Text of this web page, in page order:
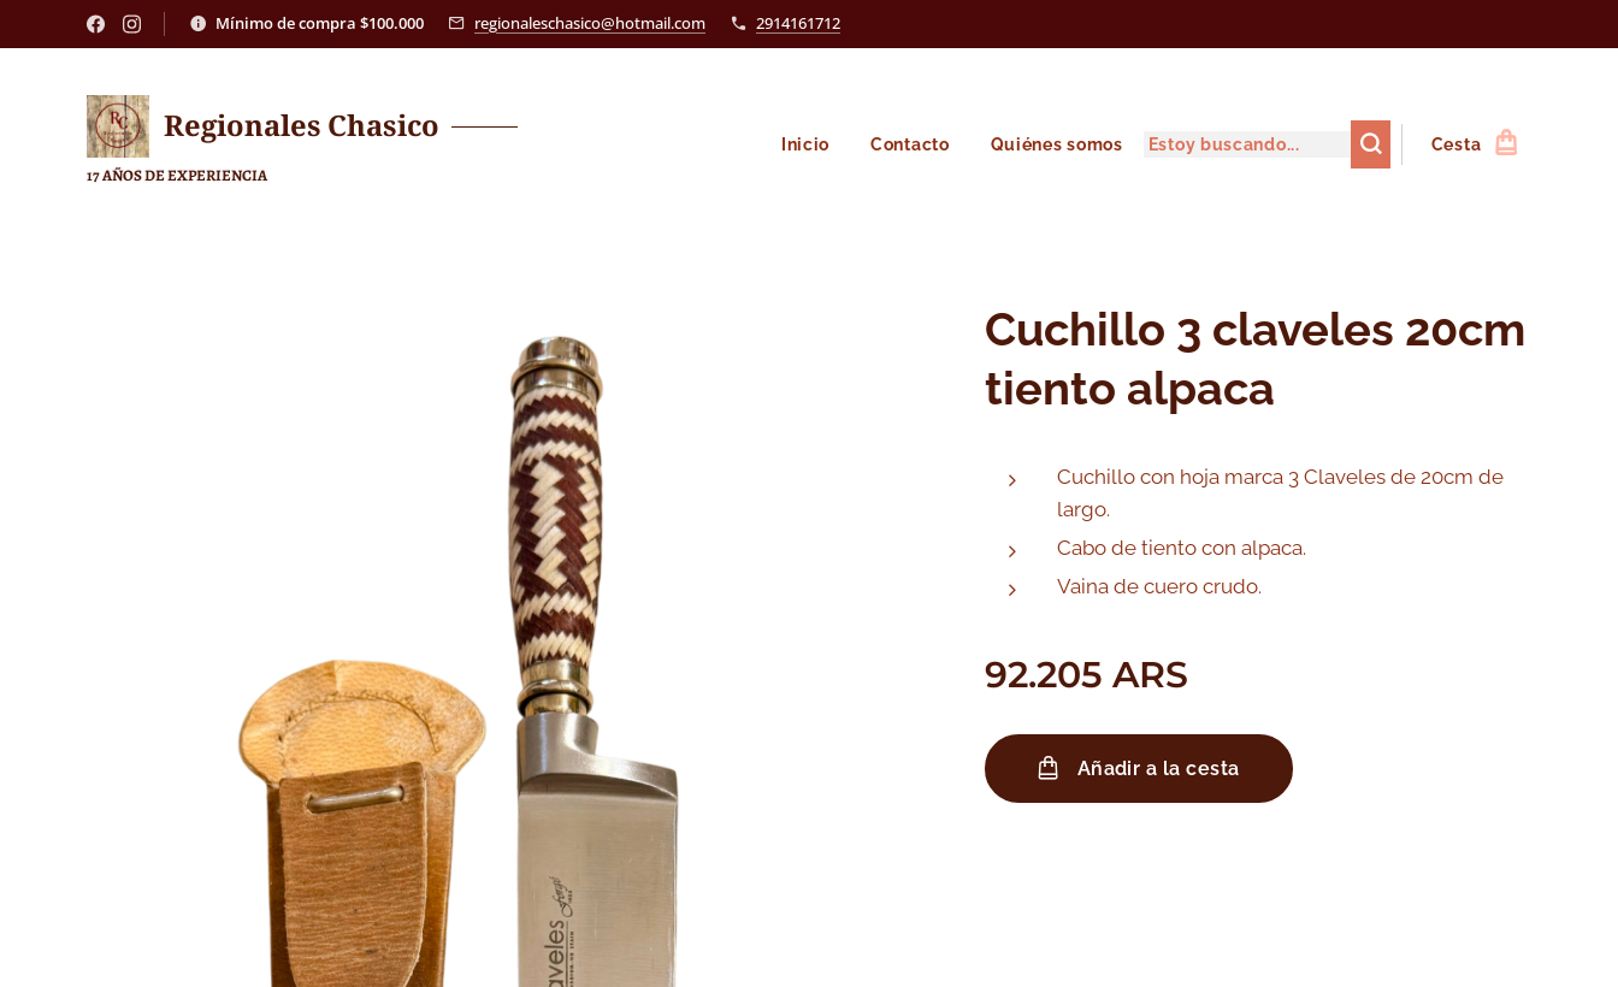
Mínimo de compra $100.000 regionaleschasico@hotmail.com 2914161712
Regionales Chasico
17 AÑOS DE EXPERIENCIA
Inicio Contacto Quiénes somos Cesta
Cuchillo 3 claveles 20cm
tiento alpaca
Cuchillo con hoja marca 3 Claveles de 20cm de
largo.
Cabo de tiento con alpaca.
Vaina de cuero crudo.
92.205 ARS
Añadir a la cesta